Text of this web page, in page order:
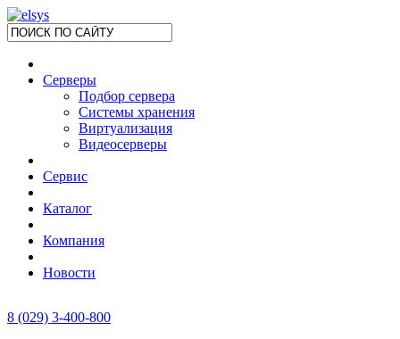
Серверы
Подбор сервера
Системы хранения
Виртуализация
Видеосерверы
Сервис
Каталог
Компания
Новости
8 (029) 3-400-800